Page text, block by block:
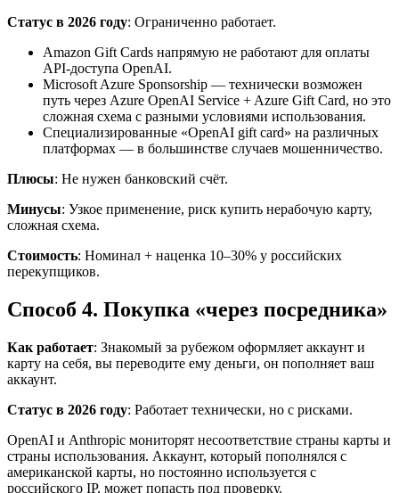
Статус в 2026 году: Ограниченно работает.
Amazon Gift Cards напрямую не работают для оплаты
API-доступа OpenAI.
Microsoft Azure Sponsorship — технически возможен
путь через Azure OpenAI Service + Azure Gift Card, но это
сложная схема с разными условиями использования.
Специализированные «OpenAI gift card» на различных
платформах — в большинстве случаев мошенничество.
Плюсы: Не нужен банковский счёт.
Минусы: Узкое применение, риск купить нерабочую карту,
сложная схема.
Стоимость: Номинал + наценка 10–30% у российских
перекупщиков.
Способ 4. Покупка «через посредника»
Как работает: Знакомый за рубежом оформляет аккаунт и
карту на себя, вы переводите ему деньги, он пополняет ваш
аккаунт.
Статус в 2026 году: Работает технически, но с рисками.
OpenAI и Anthropic мониторят несоответствие страны карты и
страны использования. Аккаунт, который пополнялся с
американской карты, но постоянно используется с
российского IP, может попасть под проверку.